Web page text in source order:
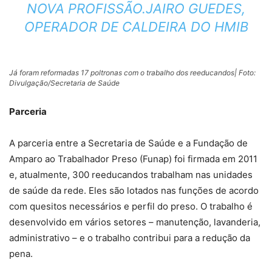
NOVA PROFISSÃO.JAIRO GUEDES,
OPERADOR DE CALDEIRA DO HMIB
Já foram reformadas 17 poltronas com o trabalho dos reeducandos| Foto:
Divulgação/Secretaria de Saúde
Parceria
A parceria entre a Secretaria de Saúde e a Fundação de
Amparo ao Trabalhador Preso (Funap) foi firmada em 2011
e, atualmente, 300 reeducandos trabalham nas unidades
de saúde da rede. Eles são lotados nas funções de acordo
com quesitos necessários e perfil do preso. O trabalho é
desenvolvido em vários setores – manutenção, lavanderia,
administrativo – e o trabalho contribui para a redução da
pena.